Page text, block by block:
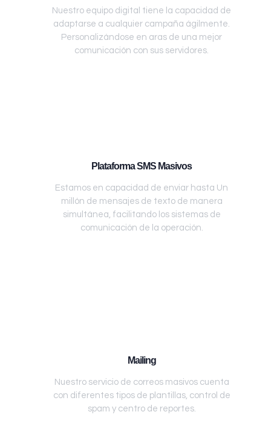
Nuestro equipo digital tiene la capacidad de
adaptarse a cualquier campaña ágilmente.
Personalizándose en aras de una mejor
comunicación con sus servidores.
Plataforma SMS Masivos
Estamos en capacidad de enviar hasta Un
millón de mensajes de texto de manera
simultánea, facilitando los sistemas de
comunicación de la operación.
Mailing
Nuestro servicio de correos masivos cuenta
con diferentes tipos de plantillas, control de
spam y centro de reportes.